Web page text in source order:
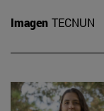
Imagen TECNUN